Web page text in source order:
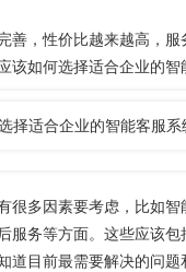
善，性价比越来越高，
该如何选择适合企业的智
因素要考虑，比如智
务等方面。这些应该
道目前最需要解决的问